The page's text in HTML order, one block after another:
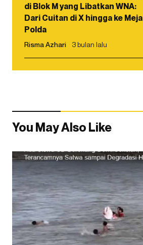
di Blok M yang Libatkan WNA:
Dari Cuitan di X hingga ke Meja
Polda
Risma Azhari 3 bulan lalu
You May Also Like